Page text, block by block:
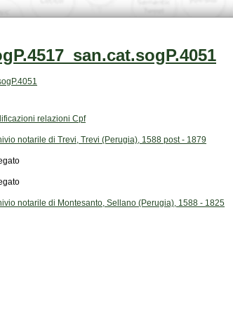
relazioni Cpf
notarile di Trevi, Trevi (Perugia), 1588 post - 1879
notarile di Montesanto, Sellano (Perugia), 1588 - 1825